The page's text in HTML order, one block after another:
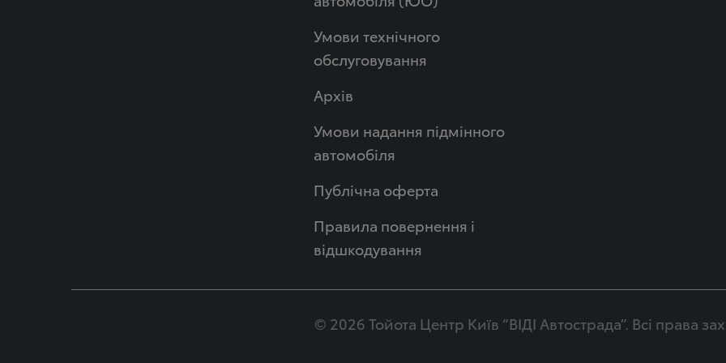
Умови технічного
обслуговування
Архів
Умови надання підмінного
автомобіля
Публічна оферта
Правила повернення і
відшкодування
© 2026 Тойота Центр Київ “ВІДІ Автострада”. Всі права